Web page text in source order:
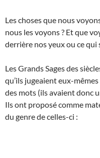
Les choses que nous
nous les voyons ? Et que
derrière nos yeux ou ce qui
Les Grands Sages des
qu’ils jugeaient eux-
des mots (ils avaient donc
Ils ont proposé comme
du genre de celles-ci :